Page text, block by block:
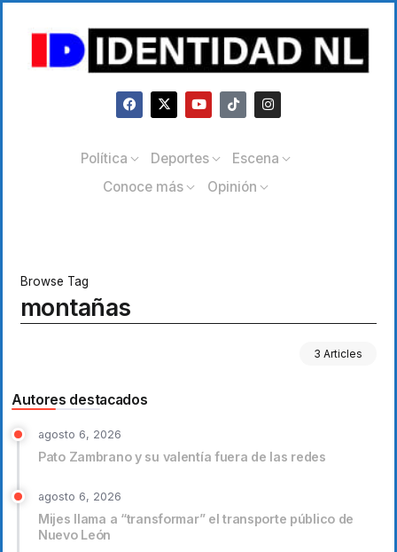
Política Deportes
Escena
Conoce más
Opinión
Browse Tag
montañas
3 Articles
Autores destacados
agosto 6, 2026
Pato Zambrano y su valentía fuera de las redes
agosto 6, 2026
Mijes llama a “transformar” el transporte público de
Nuevo León